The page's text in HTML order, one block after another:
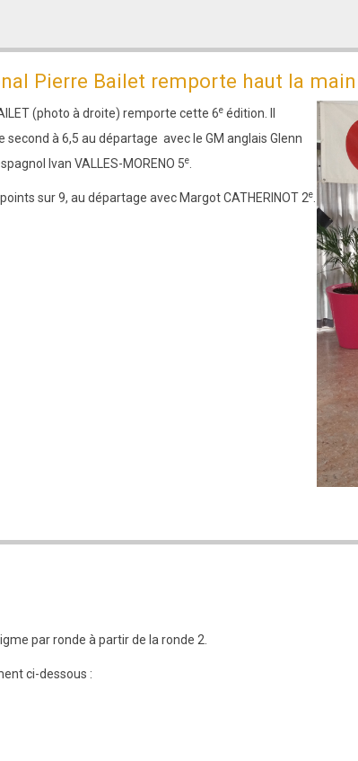
Pierre Bailet remporte haut la
(photo à droite) remporte cette 6e édition. Il
second à 6,5 au départage avec le GM anglais Glenn
Ivan VALLES-MORENO 5e.
sur 9, au départage avec Margot CATHERINOT 2e.
par ronde à partir de la ronde 2.
ci-dessous :